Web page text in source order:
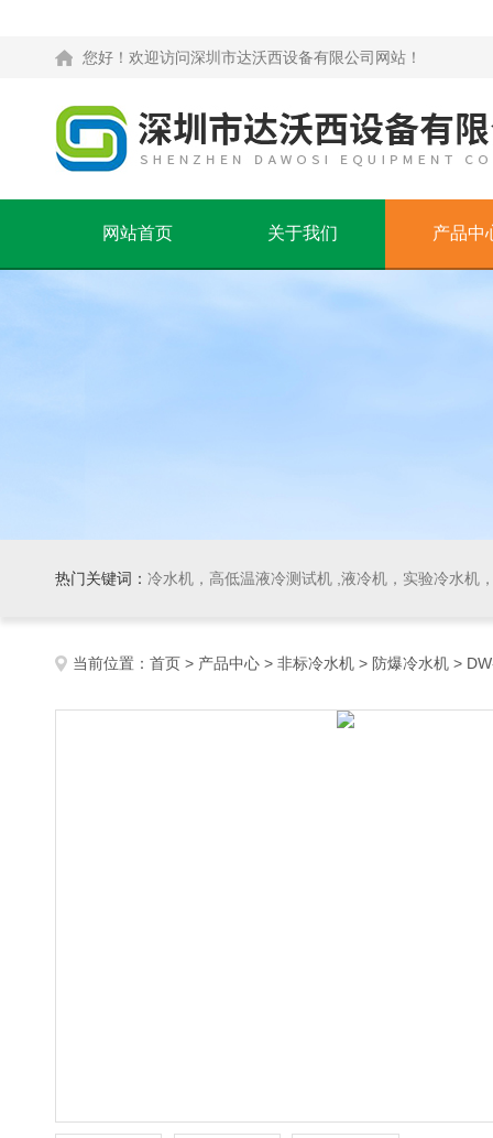
您好！欢迎访问深圳市达沃西设备有限公司网站！
网站首页 关于我们 产品中
热门关键词： 冷水机，高低温液冷测试机 ,液冷机，实验冷水机，
当前位置： 首页 > 产品中心 > 非标冷水机 > 防爆冷水机 >